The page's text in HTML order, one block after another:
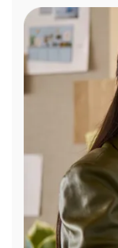
Administrar
cuenta
Encuentra
tienda